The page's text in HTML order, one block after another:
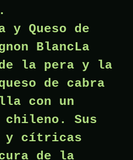
y Queso de
BlancLa
la pera y la
de cabra
con un
chileno. Sus
y cítricas
de la